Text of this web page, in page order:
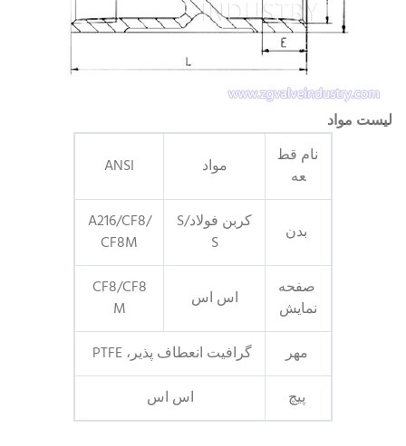
لیست مواد
نام قط
عه
مواد ANSI
بدن
کربن فولاد/S
S
A216/CF8/
CF8M
صفحه
نمایش
اس اس
CF8/CF8
M
مهر
گرافیت انعطاف پذیر، PTFE
پیچ
اس اس